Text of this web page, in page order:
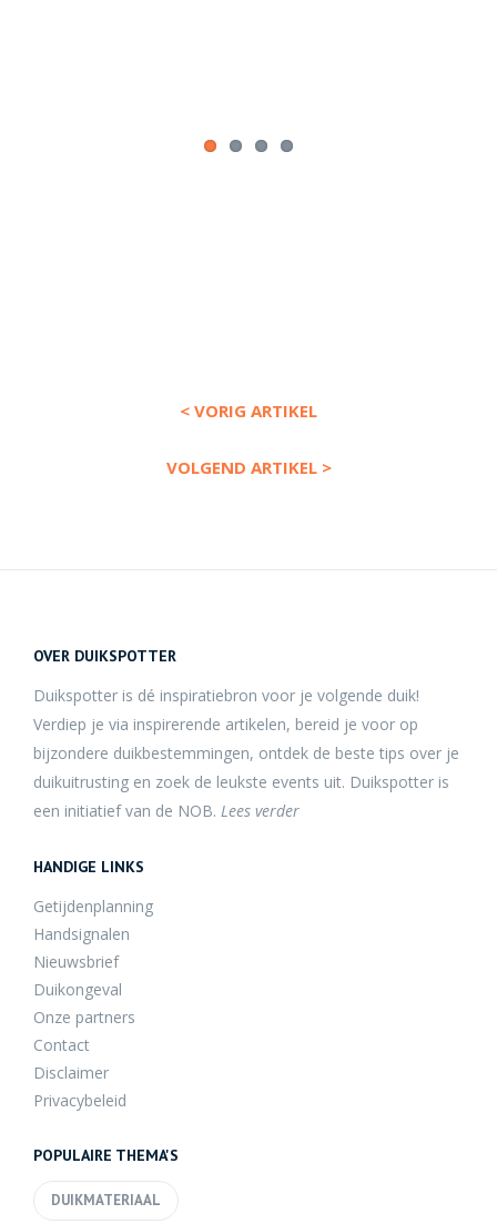
< VORIG ARTIKEL
VOLGEND ARTIKEL >
OVER DUIKSPOTTER
Duikspotter is dé inspiratiebron voor je volgende duik!
Verdiep je via inspirerende artikelen, bereid je voor op
bijzondere duikbestemmingen, ontdek de beste tips over je
duikuitrusting en zoek de leukste events uit. Duikspotter is
een initiatief van de NOB. Lees verder
HANDIGE LINKS
Getijdenplanning
Handsignalen
Nieuwsbrief
Duikongeval
Onze partners
Contact
Disclaimer
Privacybeleid
POPULAIRE THEMA'S
DUIKMATERIAAL